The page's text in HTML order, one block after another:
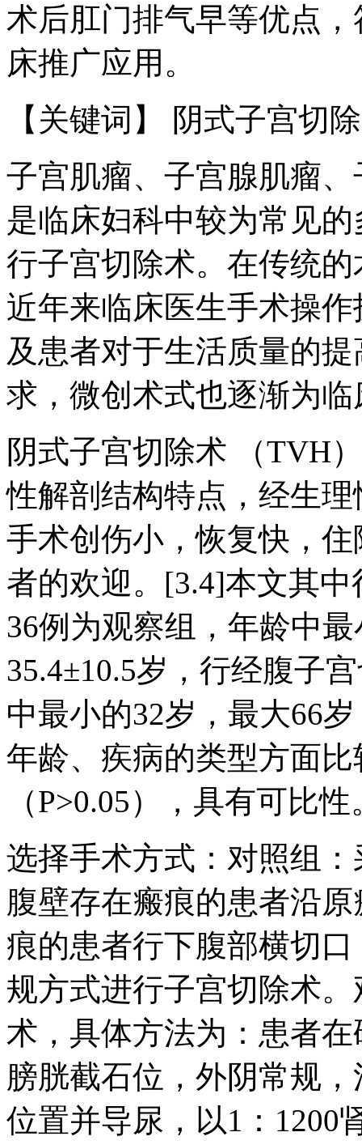
术后肛门排气早等优点
床推广应用。
【关键词】 阴式子宫切
子宫肌瘤、子宫腺肌瘤
是临床妇科中较为常见
行子宫切除术。在传统
近年来临床医生手术操
及患者对于生活质量的
求，微创术式也逐渐为
阴式子宫切除术 （TVH
性解剖结构特点，经生
手术创伤小，恢复快，
者的欢迎。[3.4]本文其
36例为观察组，年龄中
35.4±10.5岁，行经腹子
中最小的32岁，最大66
年龄、疾病的类型方面
（P>0.05），具有可比性
选择手术方式：对照组
腹壁存在瘢痕的患者沿
痕的患者行下腹部横切
规方式进行子宫切除术
术，具体方法为：患者
膀胱截石位，外阴常规
位置并导尿，以1：1200